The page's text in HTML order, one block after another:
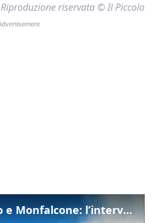
Riproduzione riservata © Il Piccolo
Incendio tra Duino e Monfalcone: l’intervento dei vigili del fuoco